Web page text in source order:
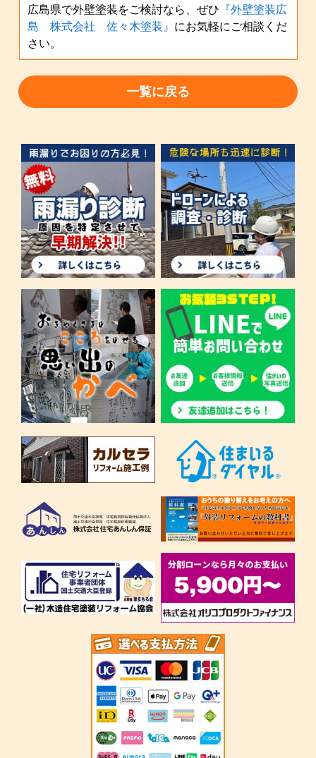
広島県で外壁塗装をご検討なら、ぜひ 『外壁塗装広
島 株式会社 佐々木塗装』 にお気軽にご相談くだ
さい。
一覧に戻る